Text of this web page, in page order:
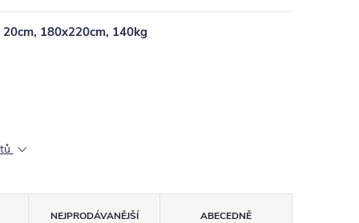
180x220cm, 140kg
NEJPRODÁVANĚJŠÍ ABECEDNĚ